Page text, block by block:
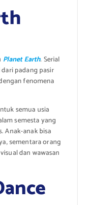
Planet Earth. Serial
padang pasir
fenomena
semua usia
semesta yang
Anak-anak bisa
sementara orang
dan wawasan